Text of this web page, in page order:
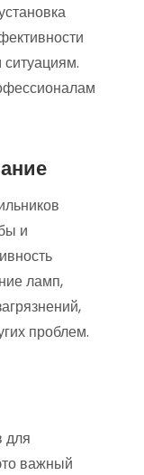
и
ламп,
проблем.
для
важный